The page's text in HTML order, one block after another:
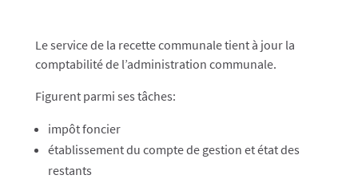
Le service de la recette communale tient à jour la
comptabilité de l’administration communale.
Figurent parmi ses tâches:
impôt foncier
établissement du compte de gestion et état des
restants